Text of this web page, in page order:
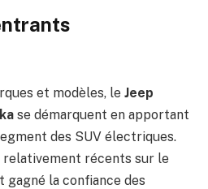
et modèles, le Jeep
se démarquent en apportant
des SUV électriques.
relativement récents sur le
gagné la confiance des